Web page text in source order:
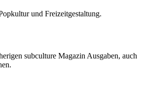
und Freizeitgestaltung.
subculture Magazin Ausgaben, auch